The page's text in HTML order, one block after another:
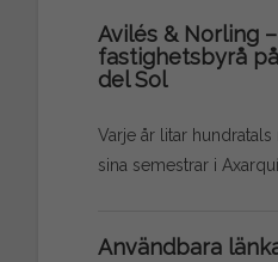
Avilés & Norling
fastighetsbyrå
del Sol
Varje år litar
sina semestrar i
Användbara